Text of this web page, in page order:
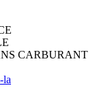
CARBURANT
la